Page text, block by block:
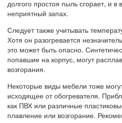
долгого простоя пыль сгорает, и в
неприятный запах.
Следует также учитывать
Хотя он разогревается
это может быть опасно.
попавшие на корпус, могут
возгорания.
Некоторые виды мебели тоже
исходящее от обогревателя.
как ПВХ или различные
плавление или возгорание.